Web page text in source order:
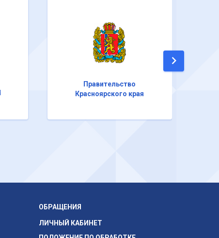
Правительство
Красноярского края
ОБРАЩЕНИЯ
ЛИЧНЫЙ КАБИНЕТ